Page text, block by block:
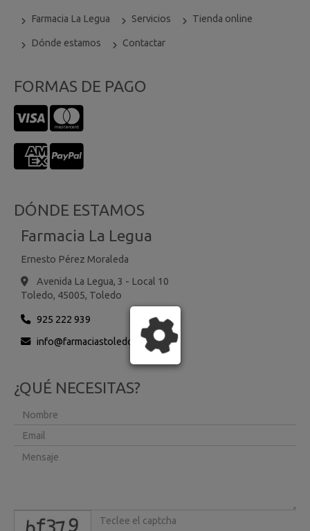
Farmacia La Legua Servicios Tienda online
Dónde estamos Contactar
FORMAS DE PAGO
DÓNDE ESTAMOS
Farmacia La Legua
Ernesto Pérez Moraleda
Avenida La Legua, 3 - Local 10
Toledo, 45005, Toledo
925 222 939
info
farmaciastoledo.es
¿QUÉ NECESITAS?
captcha